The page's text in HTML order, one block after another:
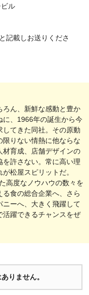
ル
記載しお送りくださ
ろん、新鮮な感動と豊か
に、1966年の誕生から今
してきた同社。その原動
りない情熱に他ならな
材育成、店舗デザインの
許さない。常に高い理
松屋スピリットだ。
高度なノウハウの数々を
食の総合企業へ、さら
ーへ、大きく飛躍して
活躍できるチャンスをぜ
りません。